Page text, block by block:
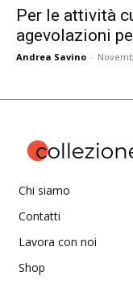
Per le attività
agevolazioni
Andrea Savino -
Chi siamo
Contatti
Lavora con noi
Shop